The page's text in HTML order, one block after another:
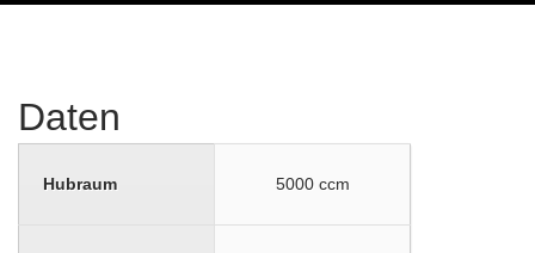
Daten
Hubraum 5000 ccm